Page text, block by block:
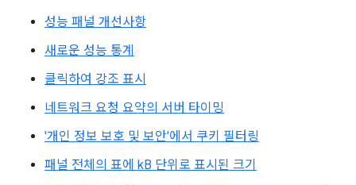
성능 패널 개선사항
새로운 성능 통계
클릭하여 강조 표시
네트워크 요청 요약의 서버 타이밍
'개인 정보 보호 및 보안'에서 쿠키 필터링
패널 전체의 표에 kB 단위로 표시된 크기